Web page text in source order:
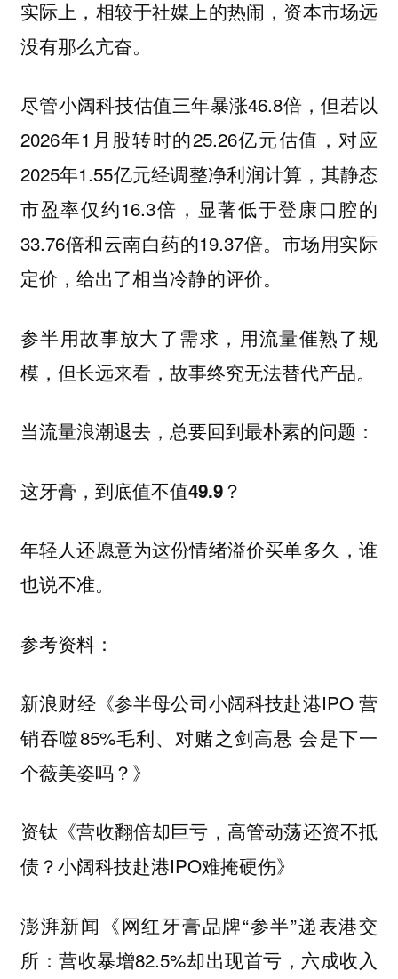
实际上，相较于社媒上的热闹，资本市场远
没有那么亢奋。
尽管小阔科技估值三年暴涨46.8倍，但若以
2026年1月股转时的25.26亿元估值，对应
2025年1.55亿元经调整净利润计算，其静态
市盈率仅约16.3倍，显著低于登康口腔的
33.76倍和云南白药的19.37倍。市场用实际
定价，给出了相当冷静的评价。
参半用故事放大了需求，用流量催熟了规
模，但长远来看，故事终究无法替代产品。
当流量浪潮退去，总要回到最朴素的问题：
这牙膏，到底值不值49.9？
年轻人还愿意为这份情绪溢价买单多久，谁
也说不准。
参考资料：
新浪财经《参半母公司小阔科技赴港IPO 营
销吞噬85%毛利、对赌之剑高悬 会是下一
个薇美姿吗？》
资钛《营收翻倍却巨亏，高管动荡还资不抵
债？小阔科技赴港IPO难掩硬伤》
澎湃新闻《网红牙膏品牌“参半”递表港交
所：营收暴增82.5%却出现首亏，六成收入